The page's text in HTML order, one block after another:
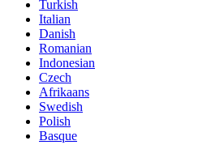
Turkish
Italian
Danish
Romanian
Indonesian
Czech
Afrikaans
Swedish
Polish
Basque